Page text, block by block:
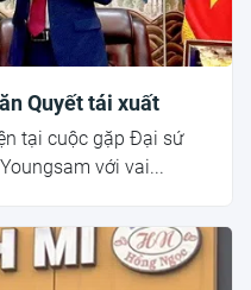
Quyết tái xuất
tại cuộc gặp Đại sứ
với vai...